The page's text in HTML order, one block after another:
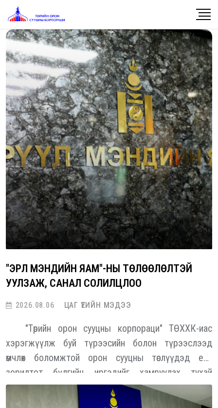
"ЭРҮҮЛ МЭНДИЙН ЯАМ"-НЫ ТӨЛӨӨЛӨЛТЭЙ
УУЛЗАЖ, САНАЛ СОЛИЛЦЛОО
2026.08.06 ЦАГ ҮЕИЙН МЭДЭЭ
"Төрийн орон сууцны корпораци" ТӨХХК-иас
хэрэгжүүлж буй түрээсийн болон түрээслээд
өмчлөх боломжтой орон сууцны төслүүдэд есөн
зорилтот бүлгийн иргэдийг хамруулах тухай
тусгайлсан журмыг Монгол Улсын Засгийн газраас
баталсан. Энэ есөн бүлэг дотор төрийн үйлчилгээний